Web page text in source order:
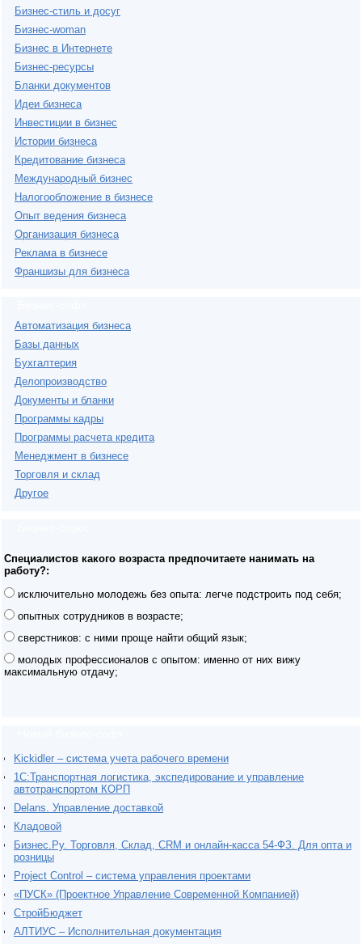
Бизнес-стиль и досуг
Бизнес-woman
Бизнес в Интернете
Бизнес-ресурсы
Бланки документов
Идеи бизнеса
Инвестиции в бизнес
Истории бизнеса
Кредитование бизнеса
Международный бизнес
Налогообложение в бизнесе
Опыт ведения бизнеса
Организация бизнеса
Реклама в бизнесе
Франшизы для бизнеса
Автоматизация бизнеса
Базы данных
Бухгалтерия
Делопроизводство
Документы и бланки
Программы кадры
Программы расчета кредита
Менеджмент в бизнесе
Торговля и склад
Другое
Специалистов какого возраста предпочитаете нанимать на
работу?:
исключительно молодежь без опыта: легче подстроить под себя;
опытных сотрудников в возрасте;
сверстников: с ними проще найти общий язык;
молодых профессионалов с опытом: именно от них вижу
максимальную отдачу;
Kickidler – система учета рабочего времени
1С:Транспортная логистика, экспедирование и управление
автотранспортом КОРП
Delans. Управление доставкой
Кладовой
Бизнес.Ру. Торговля, Склад, CRM и онлайн-касса 54-ФЗ. Для опта и
розницы
Project Сontrol – система управления проектами
«ПУСК» (Проектное Управление Современной Компанией)
СтройБюджет
АЛТИУС – Исполнительная документация